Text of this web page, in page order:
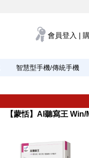
會員登入 |
智慧型手機/傳統手機
【蒙恬】AI聽寫王 Win/